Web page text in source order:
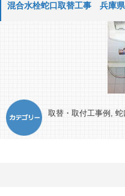
混合水栓蛇口取替工事 兵庫
取替・取付工事例 , 蛇